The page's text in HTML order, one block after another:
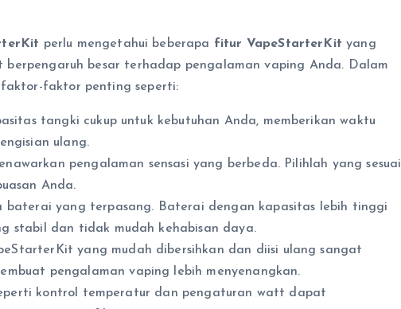
perlu mengetahui beberapa fitur VapeStarterKit yang
berpengaruh besar terhadap pengalaman vaping Anda. Dalam
faktor penting seperti:
tangki cukup untuk kebutuhan Anda, memberikan waktu
ulang.
pengalaman sensasi yang berbeda. Pilihlah yang sesuai
Anda.
baterai yang terpasang. Baterai dengan kapasitas lebih tinggi
stabil dan tidak mudah kehabisan daya.
yang mudah dibersihkan dan diisi ulang sangat
pengalaman vaping lebih menyenangkan.
kontrol temperatur dan pengaturan watt dapat